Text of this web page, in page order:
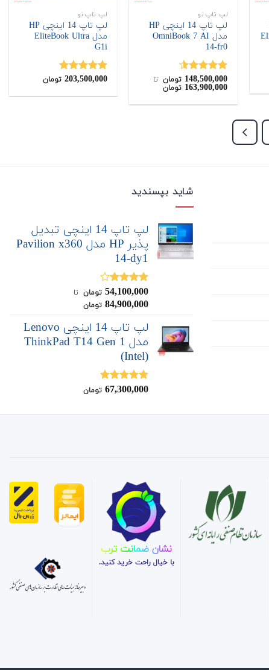
لپ تاپ نو
لپ تاپ 14 اینچی HP
مدل OmniBook 7 AI
14-fr0
نمره4.50
از 5
148,500,000 تومان‌ تا ‌
163,900,000 تومان
لپ تاپ نو
لپ تاپ 14 اینچی HP
مدل EliteBook Ultra
G1i
نمره5.00
203,500,000 تومان
شاید بپسندید
لپ تاپ 14 اینچی تبدیل
پذیر HP مدل Pavilion x360
14-dy1
نمره
4.00 از 5
54,100,000 تومان ‌ تا ‌
84,900,000 تومان
لپ تاپ 14 اینچی Lenovo
مدل ThinkPad T14 Gen 1
(Intel)
نمره5.00
67,300,000 تومان
نشان ضمانت ترب
با خیال راحت خرید کنید.